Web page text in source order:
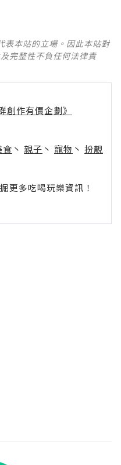
表本站的立場。因此本站對
完整性不負任何法律責
創作有價企劃》
食 丶 親子 丶 寵物 丶 扮靚
更多吃喝玩樂資訊！